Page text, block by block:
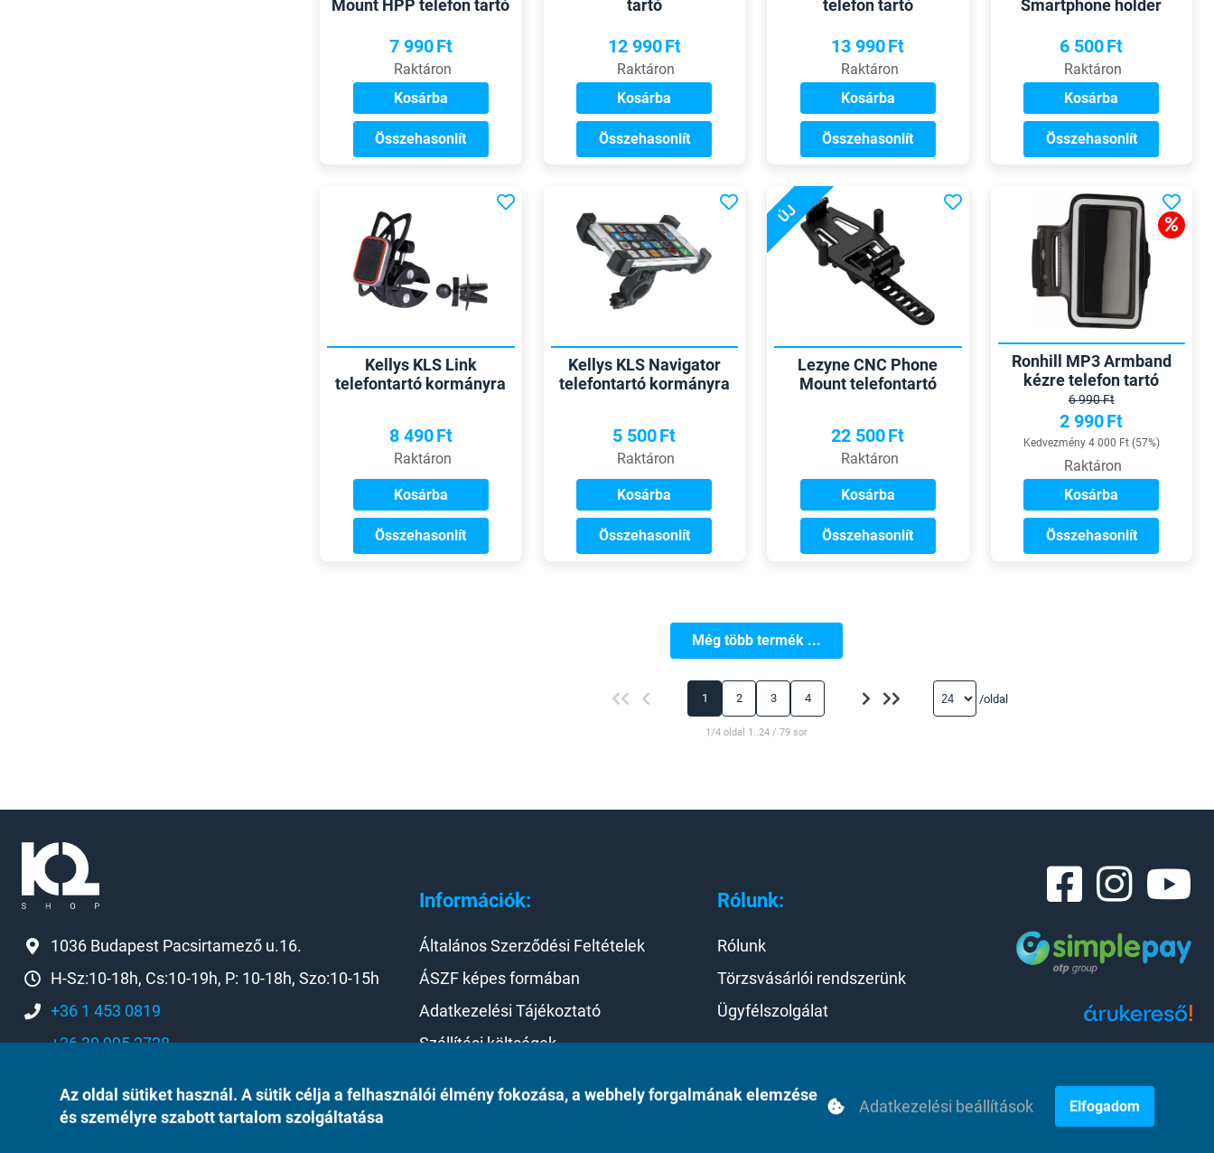
Mount HPP telefon tartó
7 990Ft
Raktáron
Kosárba
Összehasonlít
tartó
12 990Ft
Raktáron
Kosárba
Összehasonlít
telefon tartó
13 990Ft
Raktáron
Kosárba
Összehasonlít
Smartphone holder
6 500Ft
Raktáron
Kosárba
Összehasonlít
Kellys KLS Link
telefontartó kormányra
8 490Ft
Raktáron
Kosárba
Összehasonlít
Kellys KLS Navigator
telefontartó kormányra
5 500Ft
Raktáron
Kosárba
Összehasonlít
ÚJ
Lezyne CNC Phone
Mount telefontartó
22 500Ft
Raktáron
Kosárba
Összehasonlít
Ronhill MP3 Armband
kézre telefon tartó
6 990 Ft
2 990Ft
Kedvezmény 4 000 Ft (57%)
Raktáron
Kosárba
Összehasonlít
Még több termék ...
1 2 3 4
1/4 oldal 1..24 / 79 sor
/oldal
Információk: Rólunk:
1036 Budapest Pacsirtamező u.16.
H-Sz:10-18h, Cs:10-19h, P: 10-18h, Szo:10-15h
+36 1 453 0819
+36 30 995 2728
Általános Szerződési Feltételek
ÁSZF képes formában
Adatkezelési Tájékoztató
Szállítási költségek
Rólunk
Törzsvásárlói rendszerünk
Ügyfélszolgálat
Az oldal sütiket használ. A sütik célja a felhasználói élmény fokozása, a webhely forgalmának elemzése
és személyre szabott tartalom szolgáltatása
Adatkezelési beállítások Elfogadom